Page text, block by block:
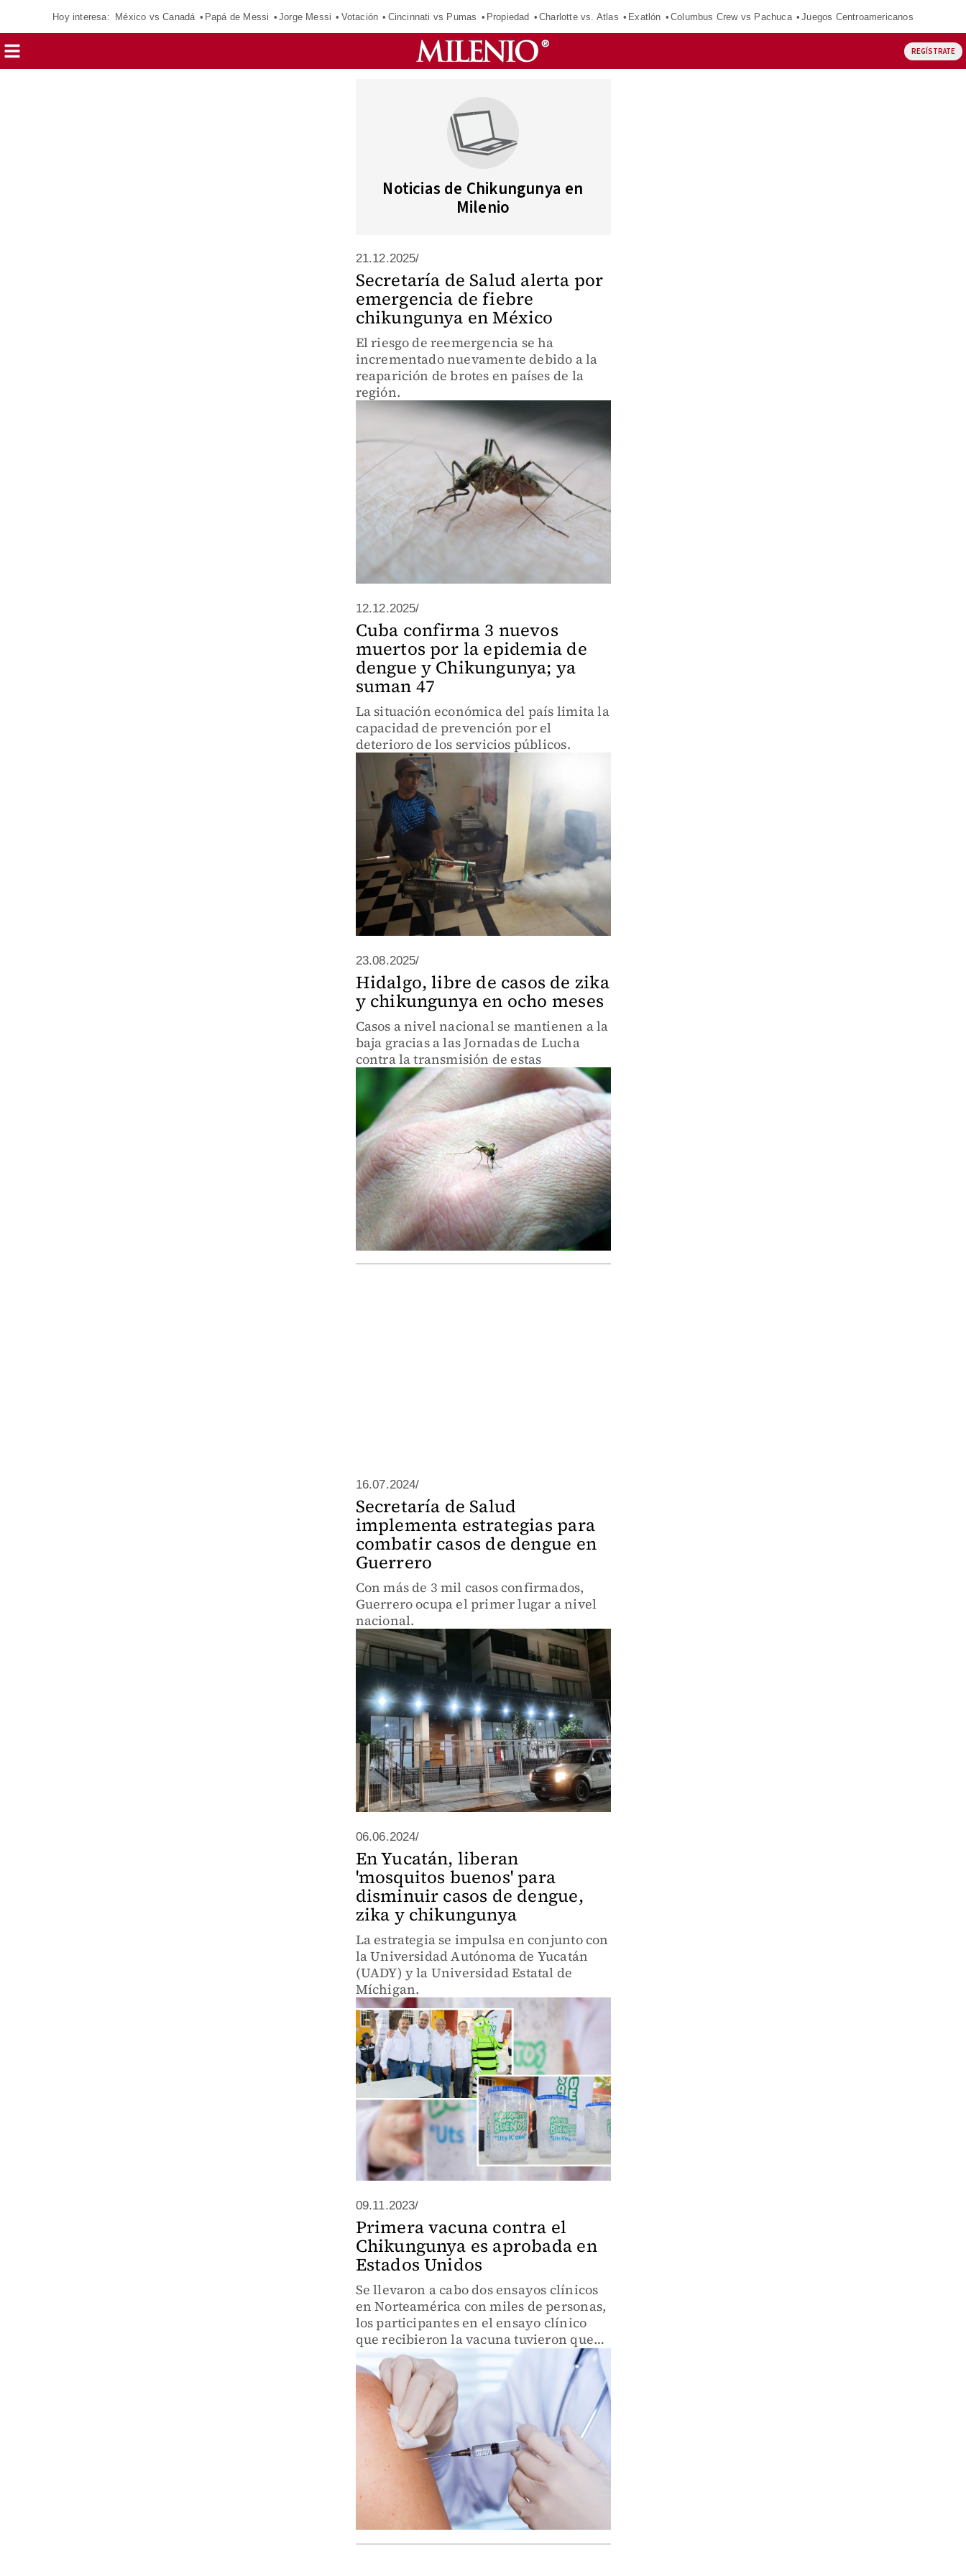
Hoy interesa: México vs Canadá Papá de Messi Jorge Messi Votación Cincinnati vs Pumas Propiedad Charlotte vs. Atlas Exatlón Columbus Crew vs Pachuca Juegos Centroamericanos
REGÍSTRATE
Noticias de Chikungunya en
Milenio
21.12.2025/
Secretaría de Salud alerta por
emergencia de fiebre
chikungunya en México
El riesgo de reemergencia se ha
incrementado nuevamente debido a la
reaparición de brotes en países de la
región.
12.12.2025/
Cuba confirma 3 nuevos
muertos por la epidemia de
dengue y Chikungunya; ya
suman 47
La situación económica del país limita la
capacidad de prevención por el
deterioro de los servicios públicos.
23.08.2025/
Hidalgo, libre de casos de zika
y chikungunya en ocho meses
Casos a nivel nacional se mantienen a la
baja gracias a las Jornadas de Lucha
contra la transmisión de estas
16.07.2024/
Secretaría de Salud
implementa estrategias para
combatir casos de dengue en
Guerrero
Con más de 3 mil casos confirmados,
Guerrero ocupa el primer lugar a nivel
nacional.
06.06.2024/
En Yucatán, liberan
'mosquitos buenos' para
disminuir casos de dengue,
zika y chikungunya
La estrategia se impulsa en conjunto con
la Universidad Autónoma de Yucatán
(UADY) y la Universidad Estatal de
Míchigan.
09.11.2023/
Primera vacuna contra el
Chikungunya es aprobada en
Estados Unidos
Se llevaron a cabo dos ensayos clínicos
en Norteamérica con miles de personas,
los participantes en el ensayo clínico
que recibieron la vacuna tuvieron que
ser hospitalizados.